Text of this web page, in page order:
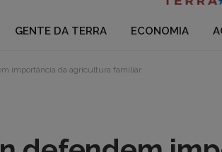
GENTE DA TERRA ECONOMIA
importância da agricultura familiar